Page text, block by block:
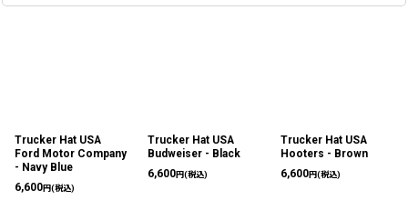
Trucker Hat USA
Ford Motor Company
- Navy Blue
6,600円(税込)
Trucker Hat USA
Budweiser - Black
6,600円(税込)
Trucker Hat USA
Hooters - Brown
6,600円(税込)